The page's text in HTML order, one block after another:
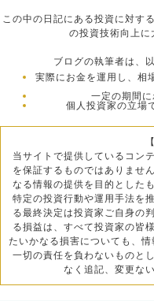
この中の日記にある投資に対す
の投資技術向上に
ブログの執筆者は、
実際にお金を運用し、相
一定の期間
個人投資家の立場
当サイトで提供しているコン
を保証するものではありませ
なる情報の提供を目的とした
特定の投資行動や運用手法を
る最終決定は投資家ご自身の
る損益は、すべて投資家の皆
たいかなる損害についても、
一切の責任を負わないものと
なく追記、変更な